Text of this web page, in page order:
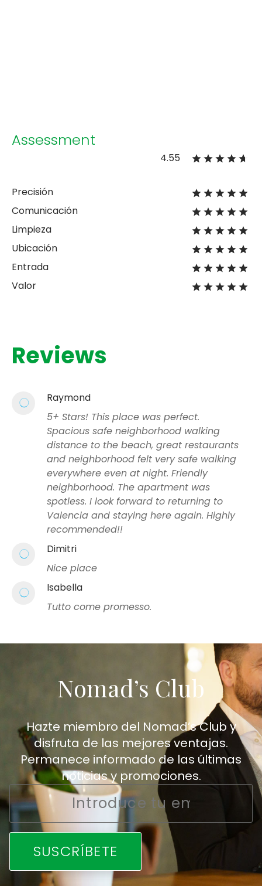
Assessment
4.55
Precisión
Comunicación
Limpieza
Ubicación
Entrada
Valor
Reviews
Raymond
5+ Stars! This place was perfect.
Spacious safe neighborhood walking
distance to the beach, great restaurants
and neighborhood felt very safe walking
everywhere even at night. Friendly
neighborhood. The apartment was
spotless. I look forward to returning to
Valencia and staying here again. Highly
recommended!!
Dimitri
Nice place
Isabella
Tutto come promesso.
Nomad’s Club
Hazte miembro del Nomad’s Club y
disfruta de las mejores ventajas.
Permanece informado de las últimas
noticias y promociones.
Email
*